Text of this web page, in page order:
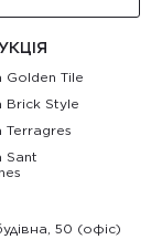
Golden Tile
Brick Style
Terragres
Sant
50 (офіс)